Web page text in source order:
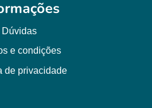
Dúvidas
e condições
de privacidade